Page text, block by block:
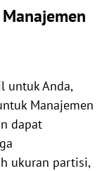
untuk Anda,
Manajemen
dapat
ukuran partisi,